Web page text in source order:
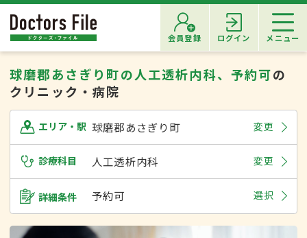
会員登録 ログイン メニュー
球磨郡あさぎり町の人工透析内科、予約可の
クリニック・病院
エリア・駅 球磨郡あさぎり町 変更
診療科目 人工透析内科 変更
詳細条件 予約可 選択